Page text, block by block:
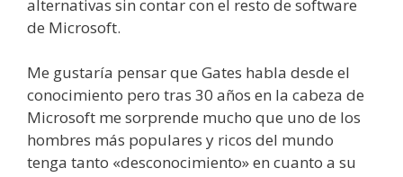
alternativas sin contar con el resto de software
de Microsoft.
Me gustaría pensar que Gates habla desde el
conocimiento pero tras 30 años en la cabeza de
Microsoft me sorprende mucho que uno de los
hombres más populares y ricos del mundo
tenga tanto «desconocimiento» en cuanto a su